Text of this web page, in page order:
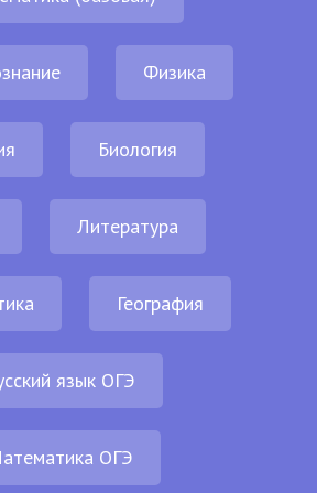
Физика
Биология
Литература
География
язык ОГЭ
ОГЭ